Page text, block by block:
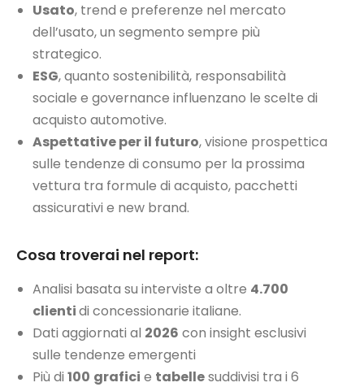
Usato, trend e preferenze nel mercato
dell’usato, un segmento sempre più
strategico.
ESG, quanto sostenibilità, responsabilità
sociale e governance influenzano le scelte di
acquisto automotive.
Aspettative per il futuro, visione prospettica
sulle tendenze di consumo per la prossima
vettura tra formule di acquisto, pacchetti
assicurativi e new brand.
Cosa troverai nel report:
Analisi basata su interviste a oltre 4.700
clientidi concessionarie italiane.
Dati aggiornati al 2026 con insight esclusivi
sulle tendenze emergenti
Più di 100 grafici e tabellesuddivisi tra i 6